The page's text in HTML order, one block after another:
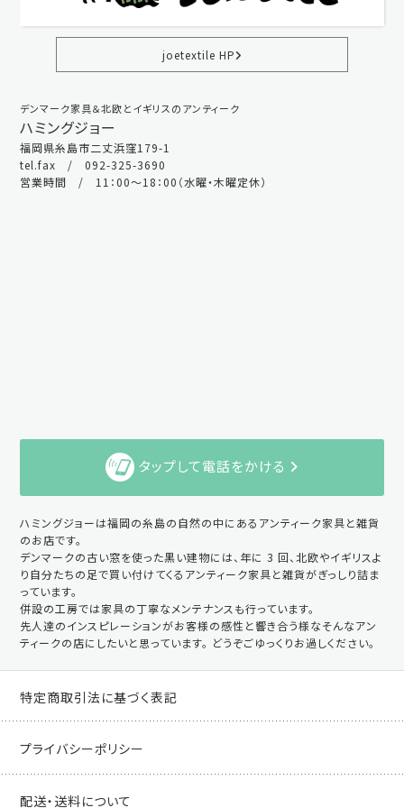
joetextile HP
デンマーク家具＆北欧とイギリスのアンティーク
ハミングジョー
福岡県糸島市二丈浜窪179-1
tel.fax / 092-325-3690
営業時間 / 11：00～18：00（水曜・木曜定休）
タップして電話をかける
ハミングジョーは福岡の糸島の自然の中にあるアンティーク家具と雑貨
のお店です。
デンマークの古い窓を使った黒い建物には、年に 3 回、北欧やイギリスよ
り自分たちの足で買い付けてくるアンティーク家具と雑貨がぎっしり詰ま
っています。
併設の工房では家具の丁寧なメンテナンスも行っています。
先人達のインスピレーションがお客様の感性と響き合う様なそんなアン
ティークの店にしたいと思っています。 どうぞごゆっくりお過しください。
特定商取引法に基づく表記
プライバシーポリシー
配送・送料について